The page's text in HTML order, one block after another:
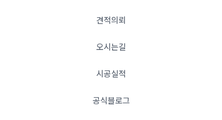
견적의뢰
오시는길
시공실적
공식블로그